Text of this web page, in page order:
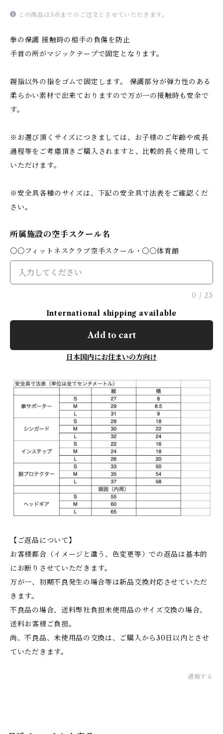
この商品は3点までのご注文とさせていただきます。
拳の保護 接触時の相手の負傷を防止
手首の所がマジックテープで固定となります。
親指以外の指をゴムで固定します。 保護部分が弾力性のある
柔らかい素材で出来ておりますので万が一の接触時も安全で
す。
※お選び頂くサイズにつきましては、お子様のご年齢や成長
過程等をご考慮頂きご購入されますと、比較的長く使用して
いただけます。
※安全具各種のサイズは、下記の安全具寸法表をご確認くだ
さい。
所属施設の空手スクール名
○○フィットネスクラブ空手スクール・○○体育館
0 / 25
International shipping available
Add to cart
日本国内にお住まいの方向け
【ご返品について】
お客様都合（イメージと違う、色変更等）での返品は基本的
にお断りさせていただきます。
万が一、初期不良発生の場合等は新品交換対応させていただ
きます。
不良品の場合、送料弊社負担未使用品のサイズ交換の場合、
送料お客様ご負担。
尚、不良品、未使用品の交換は、ご購入から30日以内とさせ
ていただきます。
通報する